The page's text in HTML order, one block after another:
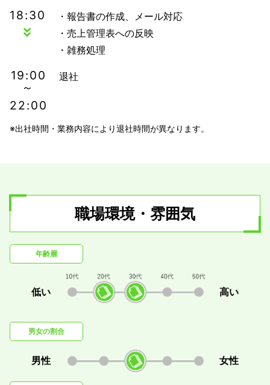
18:30
・報告書の作成、メール対応
・売上管理表への反映
・雑務処理
19:00
～
22:00
退社
※出社時間・業務内容により退社時間が異なります。
職場環境・雰囲気
年齢層
低い 高い
男女の割合
男性 女性